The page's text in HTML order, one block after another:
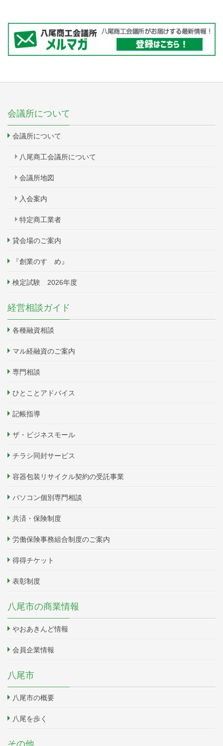
会議所について
会議所について
八尾商工会議所について
会議所地図
入会案内
特定商工業者
貸会場のご案内
『創業のすゝめ』
検定試験 2026年度
経営相談ガイド
各種融資相談
マル経融資のご案内
専門相談
ひとことアドバイス
記帳指導
ザ・ビジネスモール
チラシ同封サービス
容器包装リサイクル契約の受託事業
パソコン個別専門相談
共済・保険制度
労働保険事務組合制度のご案内
得得チケット
表彰制度
八尾市の商業情報
やおあきんど情報
会員企業情報
八尾市
八尾市の概要
八尾を歩く
その他